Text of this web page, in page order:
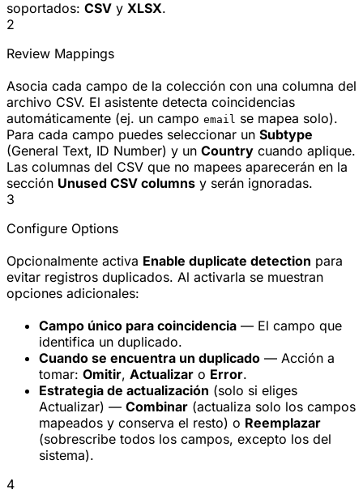
soportados: CSV y XLSX.
2
Review Mappings
Asocia cada campo de la colección con una columna del
archivo CSV. El asistente detecta coincidencias
automáticamente (ej. un campo email se mapea solo).
Para cada campo puedes seleccionar un Subtype
(General Text, ID Number) y un Country cuando aplique.
Las columnas del CSV que no mapees aparecerán en la
sección Unused CSV columns y serán ignoradas.
3
Configure Options
Opcionalmente activa Enable duplicate detection para
evitar registros duplicados. Al activarla se muestran
opciones adicionales:
Campo único para coincidencia — El campo que
identifica un duplicado.
Cuando se encuentra un duplicado — Acción a
tomar: Omitir, Actualizar o Error.
Estrategia de actualización (solo si eliges
Actualizar) — Combinar (actualiza solo los campos
mapeados y conserva el resto) o Reemplazar
(sobrescribe todos los campos, excepto los del
sistema).
4